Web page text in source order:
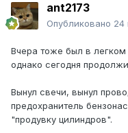
ant2173
Опубликовано 24
Вчера тоже был в
однако сегодня
Вынул свечи, вынул
предохранитель
"продувку цилиндров".